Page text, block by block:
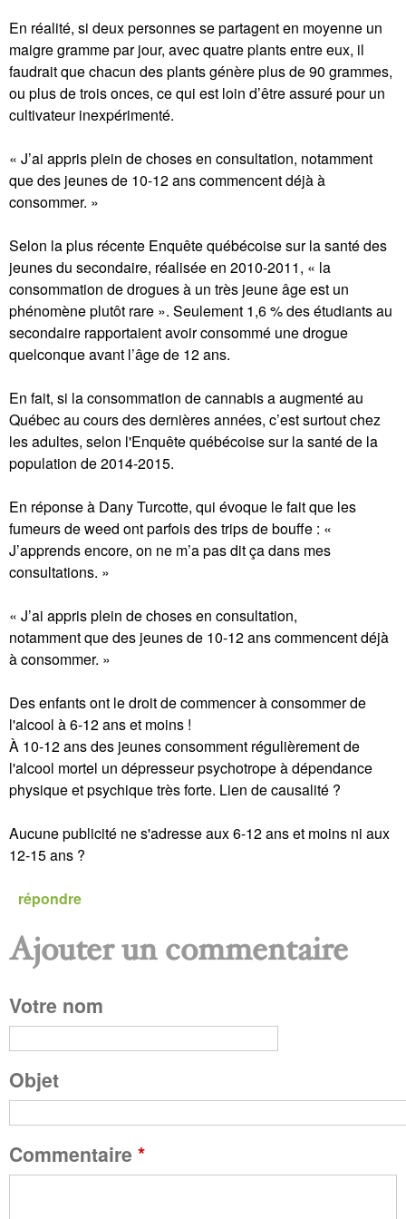
En réalité, si deux personnes se partagent en moyenne un
maigre gramme par jour, avec quatre plants entre eux, il
faudrait que chacun des plants génère plus de 90 grammes,
ou plus de trois onces, ce qui est loin d’être assuré pour un
cultivateur inexpérimenté.
« J’ai appris plein de choses en consultation, notamment
que des jeunes de 10-12 ans commencent déjà à
consommer. »
Selon la plus récente Enquête québécoise sur la santé des
jeunes du secondaire, réalisée en 2010-2011, « la
consommation de drogues à un très jeune âge est un
phénomène plutôt rare ». Seulement 1,6 % des étudiants au
secondaire rapportaient avoir consommé une drogue
quelconque avant l’âge de 12 ans.
En fait, si la consommation de cannabis a augmenté au
Québec au cours des dernières années, c’est surtout chez
les adultes, selon l'Enquête québécoise sur la santé de la
population de 2014-2015.
En réponse à Dany Turcotte, qui évoque le fait que les
fumeurs de weed ont parfois des trips de bouffe : «
J’apprends encore, on ne m’a pas dit ça dans mes
consultations. »
« J’ai appris plein de choses en consultation,
notamment que des jeunes de 10-12 ans commencent déjà
à consommer. »
Des enfants ont le droit de commencer à consommer de
l'alcool à 6-12 ans et moins !
À 10-12 ans des jeunes consomment régulièrement de
l'alcool mortel un dépresseur psychotrope à dépendance
physique et psychique très forte. Lien de causalité ?
Aucune publicité ne s'adresse aux 6-12 ans et moins ni aux
12-15 ans ?
répondre
P
a
g
e
s
Ajouter un commentaire
Votre nom
Objet
Commentaire *